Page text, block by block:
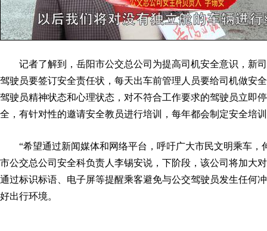
记者了解到，岳阳市公交总公司为提高司机安全意识，新
驾驶员要签订安全责任状，每天出车前管理人员要给司机做安
驾驶员精神状态和心理状态，对不符合工作要求的驾驶员立即
全，有针对性的邀请安全教员进行培训，每年都会制定安全培
“希望通过新闻媒体和网络平台，呼吁广大市民文明乘车，
市公交总公司安全科负责人李锡安说，下阶段，该公司将加大
通过标识标语、电子屏等提醒乘客避免与公交驾驶员发生任何
好出行环境。